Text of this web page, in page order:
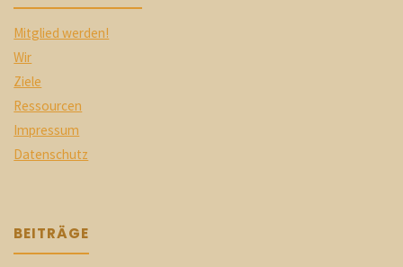
Mitglied werden!
Wir
Ziele
Ressourcen
Impressum
Datenschutz
BEITRÄGE